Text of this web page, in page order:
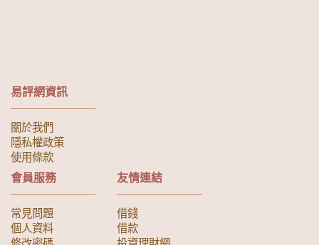
易評網資訊
關於我們
隱私權政策
使用條款
會員服務
常見問題
個人資料
友情連結
借錢
借款